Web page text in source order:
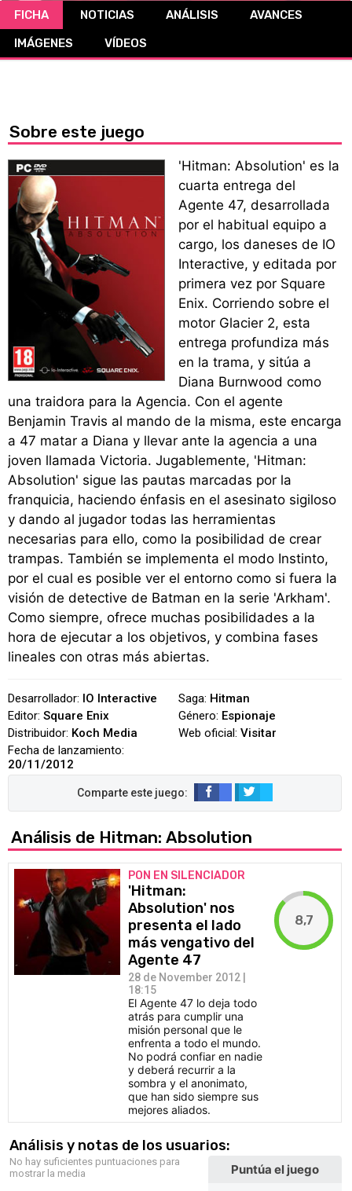
CÓMICS
FICHA NOTICIAS ANÁLISIS
AVANCES
IMÁGENES
VÍDEOS
Sobre este juego
'Hitman: Absolution' es la
cuarta entrega del
Agente 47, desarrollada
por el habitual equipo a
cargo, los daneses de IO
Interactive, y editada por
primera vez por Square
Enix. Corriendo sobre el
motor Glacier 2, esta
entrega profundiza más
en la trama, y sitúa a
Diana Burnwood como
una traidora para la Agencia. Con el agente
Benjamin Travis al mando de la misma, este encarga
a 47 matar a Diana y llevar ante la agencia a una
joven llamada Victoria. Jugablemente, 'Hitman:
Absolution' sigue las pautas marcadas por la
franquicia, haciendo énfasis en el asesinato sigiloso
y dando al jugador todas las herramientas
necesarias para ello, como la posibilidad de crear
trampas. También se implementa el modo Instinto,
por el cual es posible ver el entorno como si fuera la
visión de detective de Batman en la serie 'Arkham'.
Como siempre, ofrece muchas posibilidades a la
hora de ejecutar a los objetivos, y combina fases
lineales con otras más abiertas.
Desarrollador: IO Interactive
Editor: Square Enix
Distribuidor: Koch Media
Fecha de lanzamiento:
20/11/2012
Saga: Hitman
Género: Espionaje
Web oficial: Visitar
Análisis de Hitman: Absolution
PON EN SILENCIADOR
'Hitman:
Absolution' nos
presenta el lado
más vengativo del
Agente 47
28 de November 2012 |
18:15
El Agente 47 lo deja todo
atrás para cumplir una
misión personal que le
enfrenta a todo el mundo.
No podrá confiar en nadie
y deberá recurrir a la
sombra y el anonimato,
que han sido siempre sus
mejores aliados.
8,7
Análisis y notas de los usuarios:
No hay suficientes puntuaciones para
mostrar la media
Puntúa el juego